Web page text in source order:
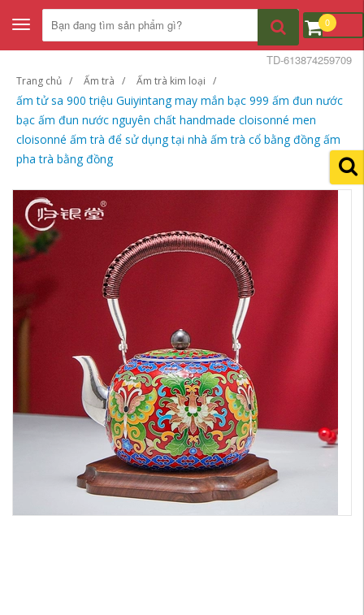
Toggle
navigation
0
Trang chủ Ấm trà Ấm trà kim loại
ấm tử sa 900 triệu Guiyintang may mắn bạc 999 ấm đun nước
bạc ấm đun nước nguyên chất handmade cloisonné men
cloisonné ấm trà để sử dụng tại nhà ấm trà cổ bằng đồng ấm
pha trà bằng đồng
TD-613874259709